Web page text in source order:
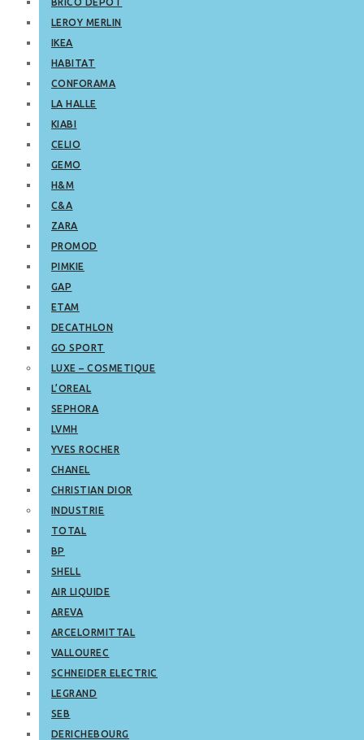
LEROY MERLIN
IKEA
HABITAT
CONFORAMA
LA HALLE
KIABI
CELIO
GEMO
H&M
C&A
ZARA
PROMOD
PIMKIE
GAP
ETAM
DECATHLON
GO SPORT
LUXE – COSMETIQUE
L’OREAL
SEPHORA
LVMH
YVES ROCHER
CHANEL
CHRISTIAN DIOR
INDUSTRIE
TOTAL
BP
SHELL
AIR LIQUIDE
AREVA
ARCELORMITTAL
VALLOUREC
SCHNEIDER ELECTRIC
LEGRAND
SEB
DERICHEBOURG